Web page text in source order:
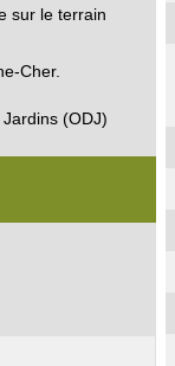
sur le terrain
Cher.
(ODJ)